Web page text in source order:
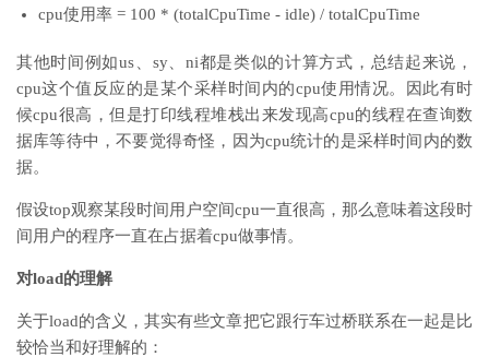
cpu使用率 = 100 * (totalCpuTime - idle) / totalCpuTime
其他时间例如us、sy、ni都是类似的计算方式，总结起来说，
cpu这个值反应的是某个采样时间内的cpu使用情况。因此有时
候cpu很高，但是打印线程堆栈出来发现高cpu的线程在查询数
据库等待中，不要觉得奇怪，因为cpu统计的是采样时间内的数
据。
假设top观察某段时间用户空间cpu一直很高，那么意味着这段时
间用户的程序一直在占据着cpu做事情。
对load的理解
关于load的含义，其实有些文章把它跟行车过桥联系在一起是比
较恰当和好理解的：